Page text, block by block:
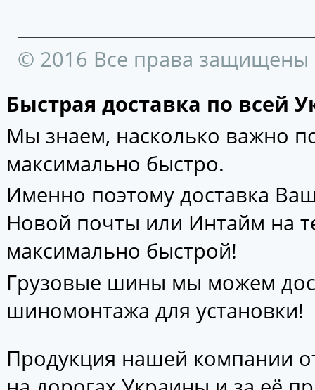
© 2016 Все права защищены
Быстрая доставка по всей
Мы знаем, насколько важно
максимально быстро.
Именно поэтому доставка
Новой почты или Интайм на
максимально быстрой!
Грузовые шины мы можем
шиномонтажа для установки!
Продукция нашей компании